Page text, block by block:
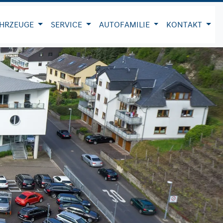
SERVICE AUTOFAMILIE KONTAKT